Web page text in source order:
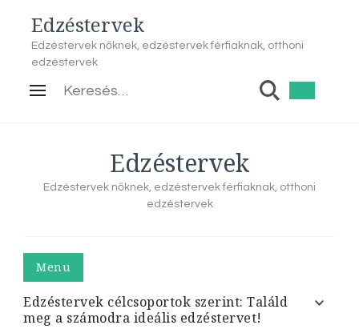
Edzéstervek
Edzéstervek nőknek, edzéstervek férfiaknak, otthoni
edzéstervek
Keresés:
Edzéstervek
Edzéstervek nőknek, edzéstervek férfiaknak, otthoni
edzéstervek
Menu
Edzéstervek célcsoportok szerint: Találd
meg a számodra ideális edzéstervet!